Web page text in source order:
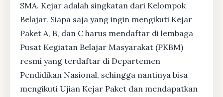
SMA. Kejar adalah singkatan dari Kelompok
Belajar. Siapa saja yang ingin mengikuti Kejar
Paket A, B, dan C harus mendaftar di lembaga
Pusat Kegiatan Belajar Masyarakat (PKBM)
resmi yang terdaftar di Departemen
Pendidikan Nasional, sehingga nantinya bisa
mengikuti Ujian Kejar Paket dan mendapatkan